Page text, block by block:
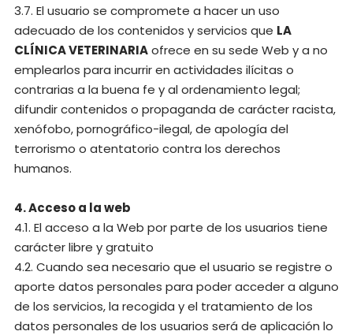
3.7. El usuario se compromete a hacer un uso
adecuado de los contenidos y servicios que LA
CLÍNICA VETERINARIAofrece en su sede Web y a no
emplearlos para incurrir en actividades ilícitas o
contrarias a la buena fe y al ordenamiento legal;
difundir contenidos o propaganda de carácter racista,
xenófobo, pornográfico-ilegal, de apología del
terrorismo o atentatorio contra los derechos
humanos.
4. Acceso a la web
4.1. El acceso a la Web por parte de los usuarios tiene
carácter libre y gratuito
4.2. Cuando sea necesario que el usuario se registre o
aporte datos personales para poder acceder a alguno
de los servicios, la recogida y el tratamiento de los
datos personales de los usuarios será de aplicación lo